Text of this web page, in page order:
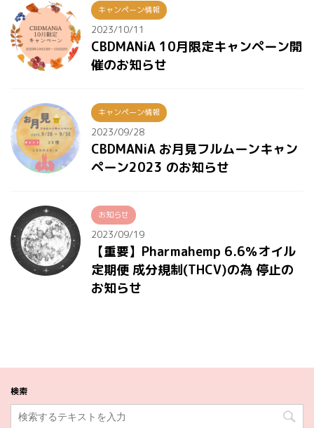
キャンペーン情報
2023/10/11
CBDMANiA 10月限定キャンペーン開
催のお知らせ
キャンペーン情報
2023/09/28
CBDMANiA お月見フルムーンキャン
ペーン2023 のお知らせ
お知らせ
2023/09/19
【重要】Pharmahemp 6.6％オイル
定期便 成分規制(THCV)の為 停止の
お知らせ
検索